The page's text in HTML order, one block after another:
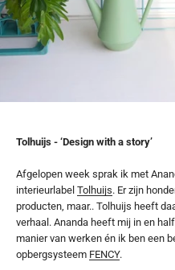
Tolhuijs - ‘Design with a story’
Afgelopen week sprak ik met
interieurlabel Tolhuijs. Er zijn
producten, maar.. Tolhuijs heeft
verhaal. Ananda heeft mij in en
manier van werken én ik ben een
opbergsysteem FENCY.